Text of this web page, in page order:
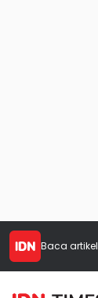
Baca artikel